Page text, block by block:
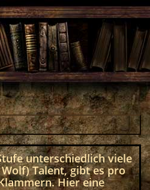
unterschiedlich viele
Talent, gibt es pro
Hier eine